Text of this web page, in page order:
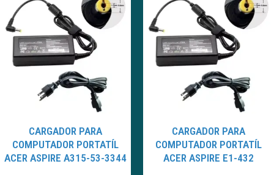
CARGADOR PARA
COMPUTADOR PORTATÍL
ACER ASPIRE A315-53-3344
CARGADOR PARA
COMPUTADOR PORTATÍL
ACER ASPIRE E1-432